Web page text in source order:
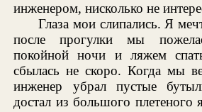
инженером, нисколько не
Глаза мои слипались. Я
после прогулки мы
покойной ночи и ляжем
сбылась не скоро. Когда мы
инженер убрал пустые
достал из большого плетеного